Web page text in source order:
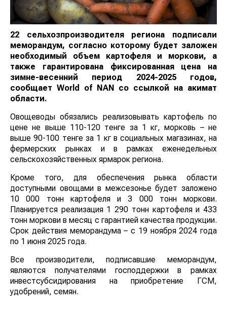
22 сельхозпроизводителя региона подписали
меморандум, согласно которому будет заложен
необходимый объем картофеля и моркови, а
также гарантирована фиксированная цена на
зимне-весенний период 2024-2025 годов,
сообщает World of NAN со ссылкой на акимат
области.
Овощеводы обязались реализовывать картофель по
цене не выше 110-120 тенге за 1 кг, морковь – не
выше 90-100 тенге за 1 кг в социальных магазинах, на
фермерских рынках и в рамках еженедельных
сельскохозяйственных ярмарок региона.
Кроме того, для обеспечения рынка области
доступными овощами в межсезонье будет заложено
10 000 тонн картофеля и 3 000 тонн моркови.
Планируется реализация 1 290 тонн картофеля и 433
тонн моркови в месяц с гарантией качества продукции.
Срок действия меморандума – с 19 ноября 2024 года
по 1 июня 2025 года.
Все производители, подписавшие меморандум,
являются получателями господдержки в рамках
инвестсубсидирования на приобретение ГСМ,
удобрений, семян.